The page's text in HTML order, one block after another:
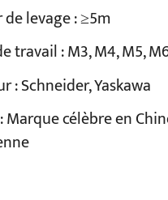
levage : ≥5m
travail : M3, M4, M5,
: Schneider, Yaskawa
Marque célèbre en